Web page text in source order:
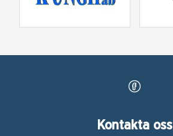
Kontakta oss